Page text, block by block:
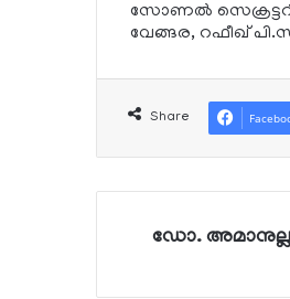
സോണൽ
വേങ്ങര, റഫീഖ്
Share
ഡോ. അമാനുല്ല